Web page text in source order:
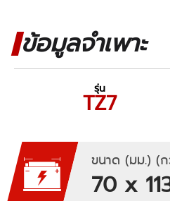
ข้อมูลจำเพาะ
รุ่น
TZ7
ขนาด (มม.) (
70 x